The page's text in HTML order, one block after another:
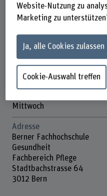
+41 31 848 53 04
www.bfh.ch/de/tanja-
Präsenzzeit
Mittwoch
Adresse
Berner Fachhochschule
Gesundheit
Fachbereich Pflege
Stadtbachstrasse 64
3012 Bern
Website-Nutzung zu
Marketing zu
Ja, alle Cookies zulassen
Cookie-Auswahl treffen